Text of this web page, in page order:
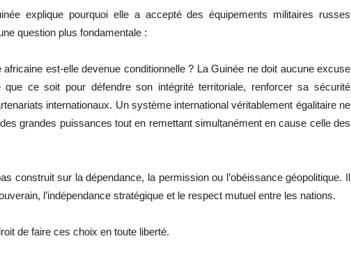
explique pourquoi elle a accepté des équipements militaires russes
question plus fondamentale :
est-elle devenue conditionnelle ? La Guinée ne doit aucune excuse
que ce soit pour défendre son intégrité territoriale, renforcer sa sécurité
internationaux. Un système international véritablement égalitaire ne
grandes puissances tout en remettant simultanément en cause celle des
construit sur la dépendance, la permission ou l’obéissance géopolitique. Il
l’indépendance stratégique et le respect mutuel entre les nations.
de faire ces choix en toute liberté.